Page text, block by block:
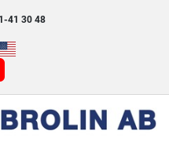
41 30 48